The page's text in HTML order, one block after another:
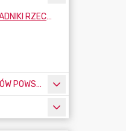
ZBĘDNE I ZUŻYTE SKŁADNIKI RZECZOWE MAJĄTKU RUCHOMEGO
UDOSTĘPNIANIE PRZEPISÓW POWSZECHNIE OBOWIĄZUJĄCYCH